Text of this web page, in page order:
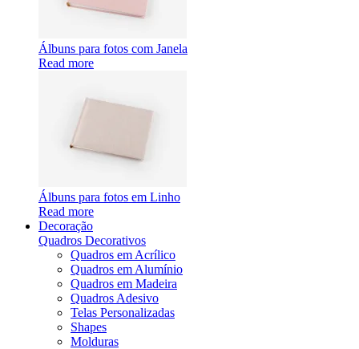
Álbuns para fotos com Janela
Read more
Álbuns para fotos em Linho
Read more
Decoração
Quadros Decorativos
Quadros em Acrílico
Quadros em Alumínio
Quadros em Madeira
Quadros Adesivo
Telas Personalizadas
Shapes
Molduras